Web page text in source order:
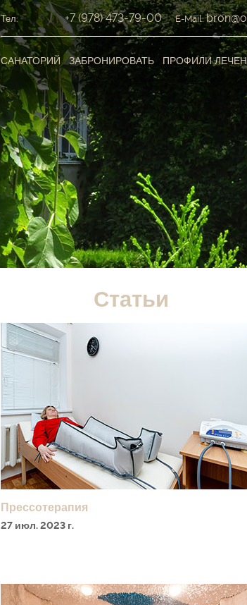
Тел: +7 (978) 473-79-00 E-Mail:
САНАТОРИЙ ЗАБРОНИРОВАТЬ ПРОФИЛИ
Статьи
Прессотерапия
27 июл. 2023 г.